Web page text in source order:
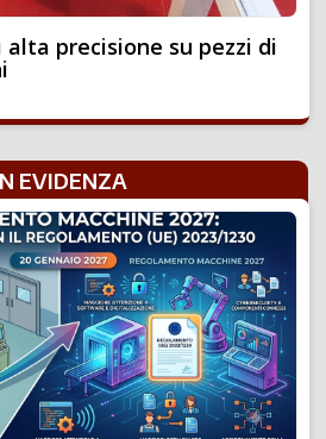
alta precisione su pezzi di
EVIDENZA